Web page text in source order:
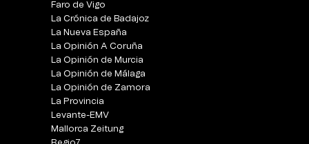
Faro de Vigo
La Crónica de Badajoz
La Nueva España
La Opinión A Coruña
La Opinión de Murcia
La Opinión de Málaga
La Opinión de Zamora
La Provincia
Levante-EMV
Mallorca Zeitung